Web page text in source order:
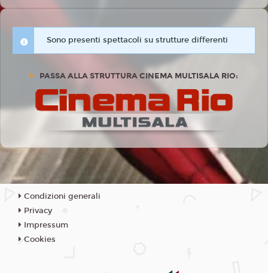
Sono presenti spettacoli su strutture differenti
PASSA ALLA STRUTTURA CINEMA MULTISALA RIO:
Condizioni generali
Privacy
Impressum
Cookies